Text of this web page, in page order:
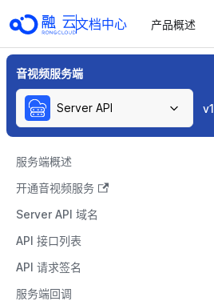
文档中心 产品概述
音视频服务端
Server API v1
服务端概述
开通音视频服务
Server API 域名
API 接口列表
API 请求签名
服务端回调